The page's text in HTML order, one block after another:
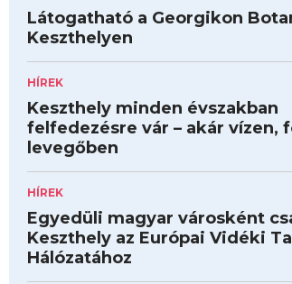
Látogatható a Georgikon
Keszthelyen
HÍREK
Keszthely minden évszakban
felfedezésre vár – akár vízen,
levegőben
HÍREK
Egyedüli magyar városként
Keszthely az Európai Vidéki
Hálózatához